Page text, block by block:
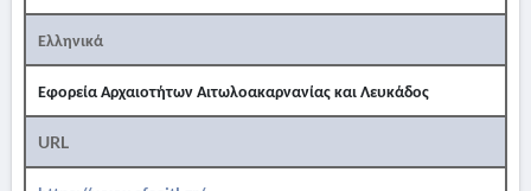
Ελληνικά
Εφορεία Αρχαιοτήτων Αιτωλοακαρνανίας και Λευκάδος
URL